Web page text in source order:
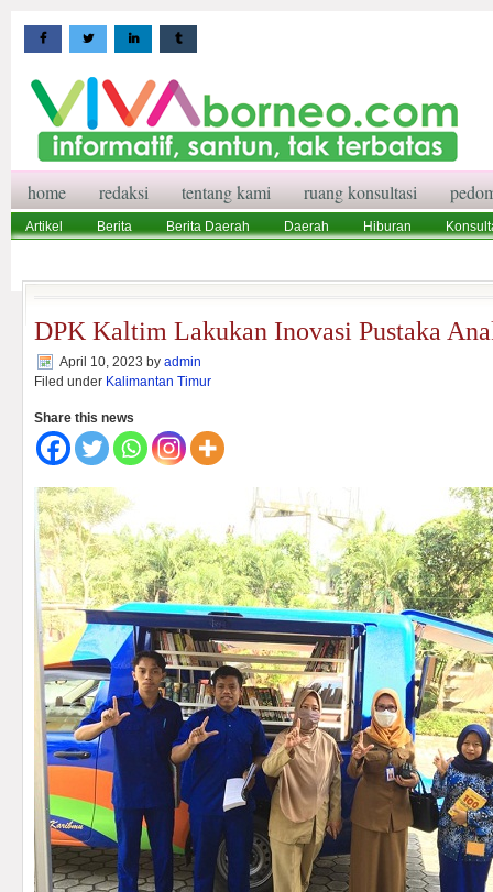
home redaksi tentang kami ruang konsultasi
Artikel Berita Berita Daerah Daerah Hiburan
DPK Kaltim Lakukan Inovasi Pustaka
April 10, 2023 by admin
Filed under Kalimantan Timur
Share this news